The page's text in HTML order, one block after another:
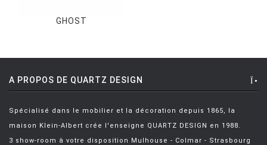
GHOST
A PROPOS DE QUARTZ DESIGN
Spécialisé dans le mobilier et la décoration depuis 1865, la
maison Klein-Albert crée l'enseigne QUARTZ DESIGN en 1988.
3 show-room à votre disposition Mulhouse - Colmar - Strasbourg